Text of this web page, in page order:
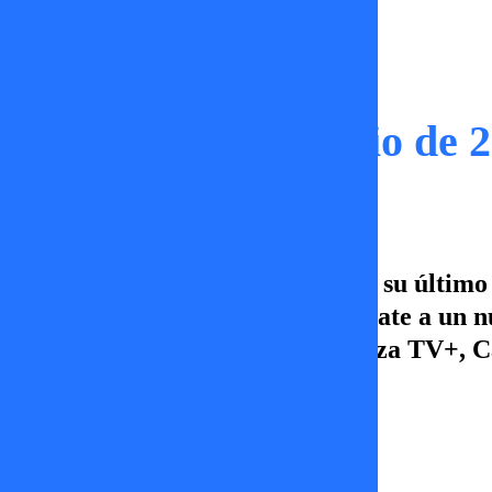
Tal Cual | 01 de Julio de
Conversamos con Pepe López en su
las relaciones y mucho más. Súmate a
22.00hrs. Prende la tele y sintoniza TV+,